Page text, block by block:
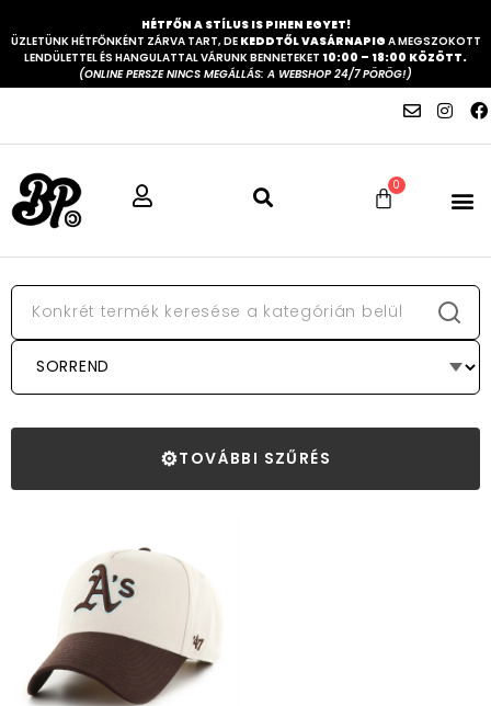
HÉTFŐN A STÍLUS IS PIHEN EGYET!
ÜZLETÜNK HÉTFŐNKÉNT ZÁRVA TART, DE KEDDTŐL VASÁRNAPIG A MEGSZOKOTT
LENDÜLETTEL ÉS HANGULATTAL VÁRUNK BENNETEKET 10:00 – 18:00 KÖZÖTT.
(ONLINE PERSZE NINCS MEGÁLLÁS: A WEBSHOP 24/7 PÖRÖG!)
0
⚙TOVÁBBI SZŰRÉS